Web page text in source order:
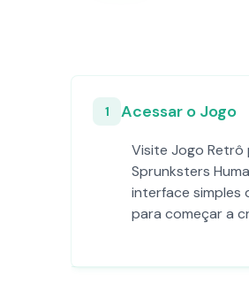
1 Acessar o Jogo
Visite Jogo Retrô
Sprunksters
interface simples
para começar a